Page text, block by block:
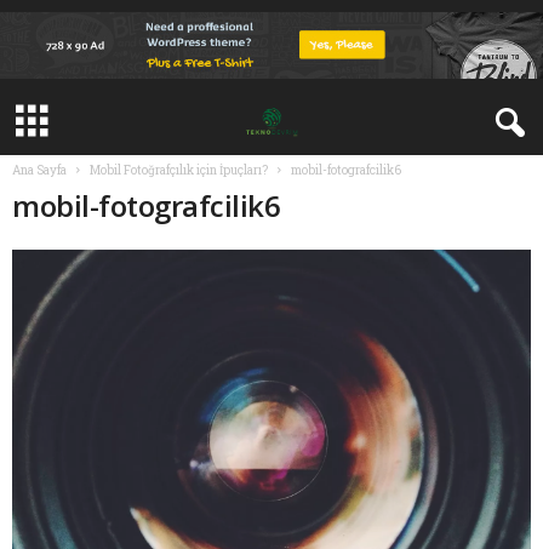
Ana Sayfa Mobil Fotoğrafçılık için İpuçları? mobil-fotografcilik6
mobil-fotografcilik6